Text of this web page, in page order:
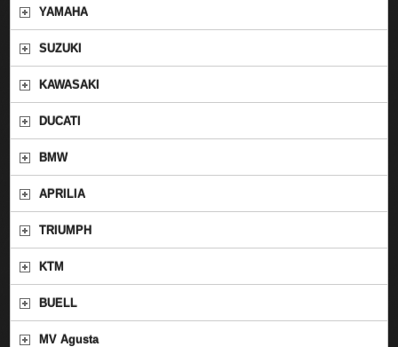
YAMAHA
SUZUKI
KAWASAKI
DUCATI
BMW
APRILIA
TRIUMPH
KTM
BUELL
MV Agusta